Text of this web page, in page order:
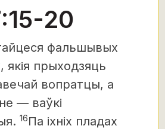
20
фальшывых
якія прыходзяць
вопратцы, а
— ваўкі
16Па іхніх пладах